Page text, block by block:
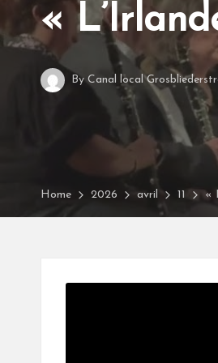
l
G
b
«
Posted
ByCanal local
Home 2026 avril 11 «